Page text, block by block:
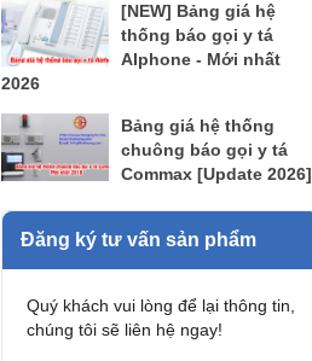
[NEW] Bảng giá hệ
thống báo gọi y tá
AIphone - Mới nhất
2026
Bảng giá hệ thống
chuông báo gọi y tá
Commax [Update 2026]
Đăng ký tư vấn sản phẩm
Quý khách vui lòng để lại thông tin,
chúng tôi sẽ liên hệ ngay!